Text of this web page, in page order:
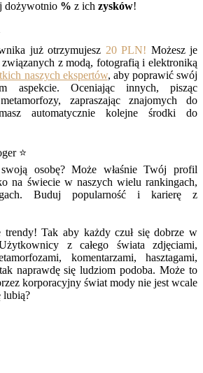
dożywotnio % z ich zysków!
już otrzymujesz 20 PLN! Możesz je
związanych z modą, fotografią i elektroniką
naszych ekspertów, aby poprawić swój
aspekcie. Oceniając innych, pisząc
zapraszając znajomych do
automatycznie kolejne środki do
⭐
osobę? Może właśnie Twój profil
na świecie w naszych wielu rankingach,
Buduj popularność i karierę z
trendy! Tak aby każdy czuł się dobrze w
z całego świata zdjęciami,
komentarzami, hasztagami,
naprawdę się ludziom podoba. Może to
korporacyjny świat mody nie jest wcale
lubią?